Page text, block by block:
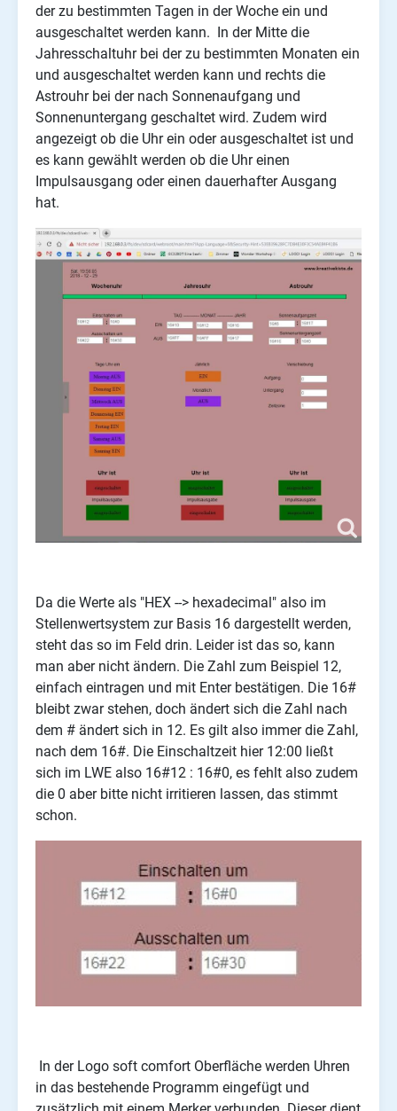
der zu bestimmten Tagen in der Woche ein und
ausgeschaltet werden kann. In der Mitte die
Jahresschaltuhr bei der zu bestimmten Monaten ein
und ausgeschaltet werden kann und rechts die
Astrouhr bei der nach Sonnenaufgang und
Sonnenuntergang geschaltet wird. Zudem wird
angezeigt ob die Uhr ein oder ausgeschaltet ist und
es kann gewählt werden ob die Uhr einen
Impulsausgang oder einen dauerhafter Ausgang
hat.
Da die Werte als "HEX --> hexadecimal" also im
Stellenwertsystem zur Basis 16 dargestellt werden,
steht das so im Feld drin. Leider ist das so, kann
man aber nicht ändern. Die Zahl zum Beispiel 12,
einfach eintragen und mit Enter bestätigen. Die 16#
bleibt zwar stehen, doch ändert sich die Zahl nach
dem # ändert sich in 12. Es gilt also immer die Zahl,
nach dem 16#. Die Einschaltzeit hier 12:00 ließt
sich im LWE also 16#12 : 16#0, es fehlt also zudem
die 0 aber bitte nicht irritieren lassen, das stimmt
schon.
In der Logo soft comfort Oberfläche werden Uhren
in das bestehende Programm eingefügt und